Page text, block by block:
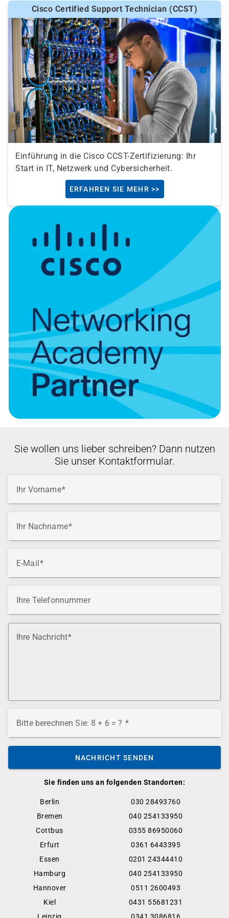
Cisco Certified Support Technician (CCST)
Einführung in die Cisco CCST-Zertifizierung: Ihr
Start in IT, Netzwerk und Cybersicherheit.
ERFAHREN SIE MEHR >>
Sie finden uns an folgenden Standorten:
Berlin
030 28493760
Bremen
040 254133950
Cottbus
0355 86950060
Erfurt
0361 6443395
Essen
0201 24344410
Hamburg
040 254133950
Hannover
0511 2600493
Kiel
0431 55681231
Sie wollen uns lieber schreiben? Dann nutzen
Sie unser Kontaktformular.
Ihr Vorname
Ihr Nachname
E-Mail
Ihre Telefonnummer
Ihre Nachricht
Bitte berechnen Sie: 8 + 6 = ?
NACHRICHT SENDEN